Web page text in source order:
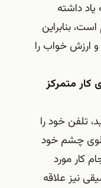
داشته
بنابراین
ارزش خواب را
متمرکز
تلفن خود را
چشم خود
کار مورد
نیز علاقه